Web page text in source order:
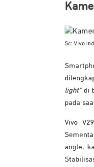
Sc: Vivo
light”di
pada
Vivo
angle,